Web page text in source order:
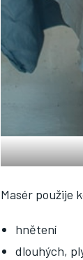
Masér použije
hnětení
dlouhých,